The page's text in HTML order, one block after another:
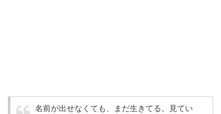
名前が出せなくても、まだ生きてる。見てい